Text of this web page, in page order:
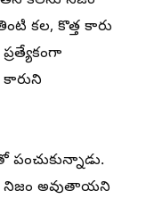
కల, కొత్త కారు
నిజం అవుతాయని